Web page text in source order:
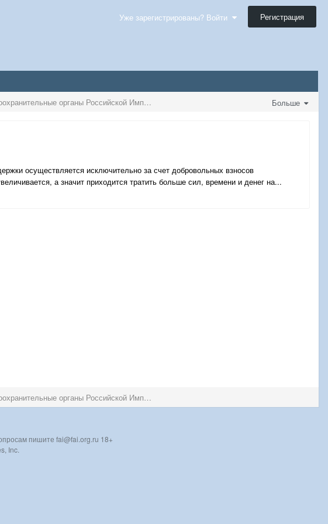
Уже зарегистрированы? Войти Регистрация
Больше
Государственная безопасность и правоохранительные органы Российской Империи
осуществляется исключительно за счет добровольных взносов
а значит приходится тратить больше сил, времени и денег на...
Государственная безопасность и правоохранительные органы Российской Империи
пишите fai@fai.org.ru 18+
Inc.